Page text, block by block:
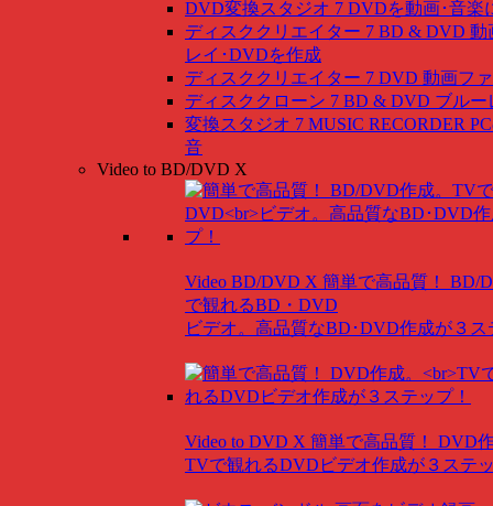
DVD変換スタジオ 7 DVDを動画･音楽
ディスククリエイター 7 BD & DVD 動
レイ･DVDを作成
ディスククリエイター 7 DVD 動画フ
ディスククローン 7 BD & DVD ブルー
変換スタジオ 7 MUSIC RECORDER
音
Video to BD/DVD X
Video BD/DVD X 簡単で高品質！ BD/
で観れるBD・DVD
ビデオ。高品質なBD･DVD作成が３ス
Video to DVD X 簡単で高品質！ DVD
TVで観れるDVDビデオ作成が３ステ